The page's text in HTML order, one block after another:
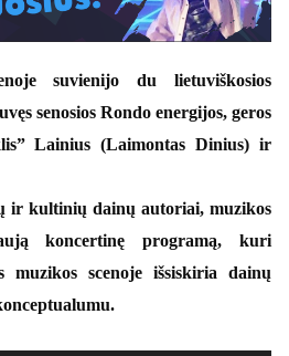
suvienijo du lietuviškosios
senosios Rondo energijos, geros
Lainius (Laimontas Dinius) ir
ir kultinių dainų autoriai, muzikos
koncertinę programą, kuri
muzikos scenoje išsiskiria dainų